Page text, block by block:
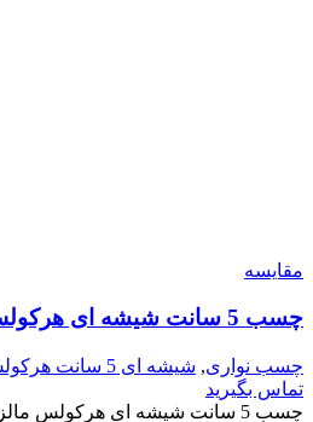
مقایسه
چسب 5 سانت شیشه ای هرکولس مالزی
چسب نواری, شیشه ای 5 سانت هرکولس
تماس بگیرید